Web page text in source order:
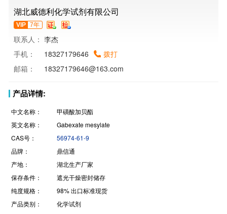
湖北威德利化学试剂有限公司
VIP 7年
联系人： 李杰
手机：
18327179646
拨打
邮箱：
18327179646@163.com
产品详情:
中文名称：
甲磺酸加贝酯
英文名称：
Gabexate mesylate
CAS号：
56974-61-9
品牌：
鼎信通
产地：
湖北生产厂家
保存条件：
遮光干燥密封储存
纯度规格：
98% 出口标准现货
产品类别：
化学试剂